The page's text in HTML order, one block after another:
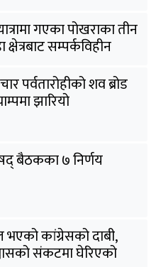
गएका पोखराका तीन
सम्पर्कविहीन
पर्वतारोहीको शव ब्रोड
झारियो
बैठकका ७ निर्णय
कांग्रेसको दाबी,
संकटमा घेरिएको